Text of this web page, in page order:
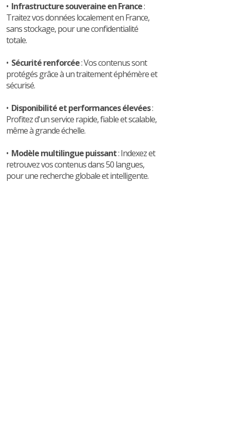
• Infrastructure souveraine en France:
Traitez vos données localement en France,
sans stockage, pour une confidentialité
totale.
• Sécurité renforcée: Vos contenus sont
protégés grâce à un traitement éphémère et
sécurisé.
• Disponibilité et performances élevées:
Profitez d'un service rapide, fiable et scalable,
même à grande échelle.
• Modèle multilingue puissant: Indexez et
retrouvez vos contenus dans 50 langues,
pour une recherche globale et intelligente.